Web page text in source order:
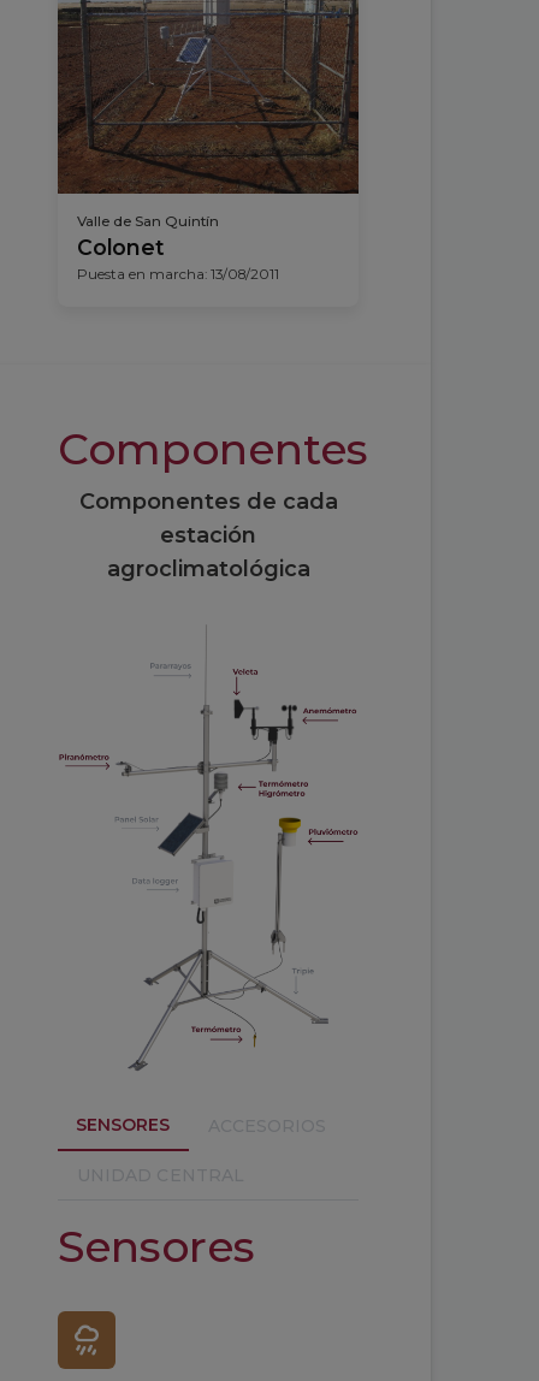
Valle de San Quintín
Colonet
Puesta en marcha: 13/08/2011
Componentes
Componentes de cada
estación
agroclimatológica
SENSORES
Sensores